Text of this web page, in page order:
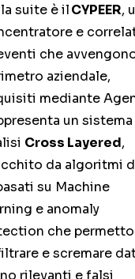
suite è ilCYPEER,
e
che
aziendale,
mediante
un
Cross Layered,
da algoritmi
su Machine
e anomaly
che
e scremare
rilevanti e falsi